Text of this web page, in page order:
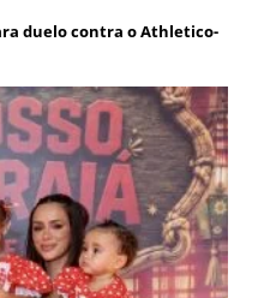
duelo contra o Athletico-